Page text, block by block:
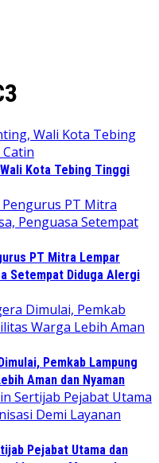
Kota Tebing Tinggi
PT Mitra Lempar
Setempat Diduga Alergi
Pemkab Lampung
Aman dan Nyaman
Pejabat Utama dan